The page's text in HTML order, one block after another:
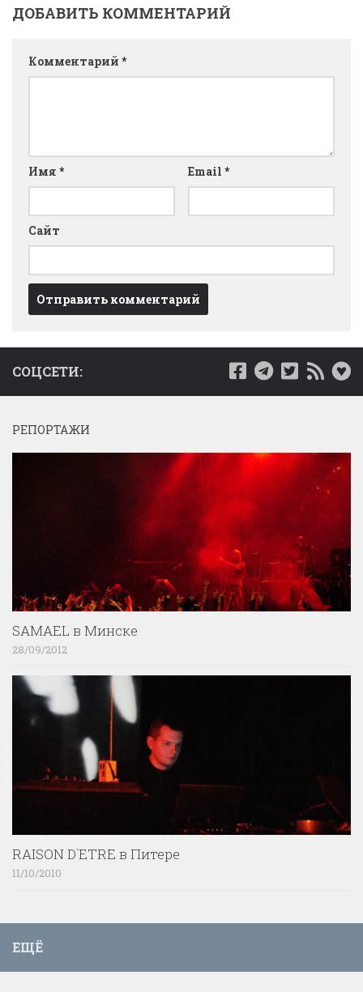
ДОБАВИТЬ КОММЕНТАРИЙ
Комментарий *
Имя * Email *
Сайт
СОЦСЕТИ:
РЕПОРТАЖИ
SAMAEL в Минске
28/09/2012
RAISON D`ETRE в Питере
11/10/2010
ЕЩЁ